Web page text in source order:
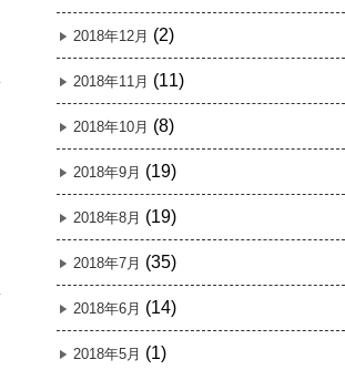
2018年12月 (2)
2018年11月 (11)
2018年10月 (8)
2018年9月 (19)
2018年8月 (19)
2018年7月 (35)
2018年6月 (14)
2018年5月 (1)